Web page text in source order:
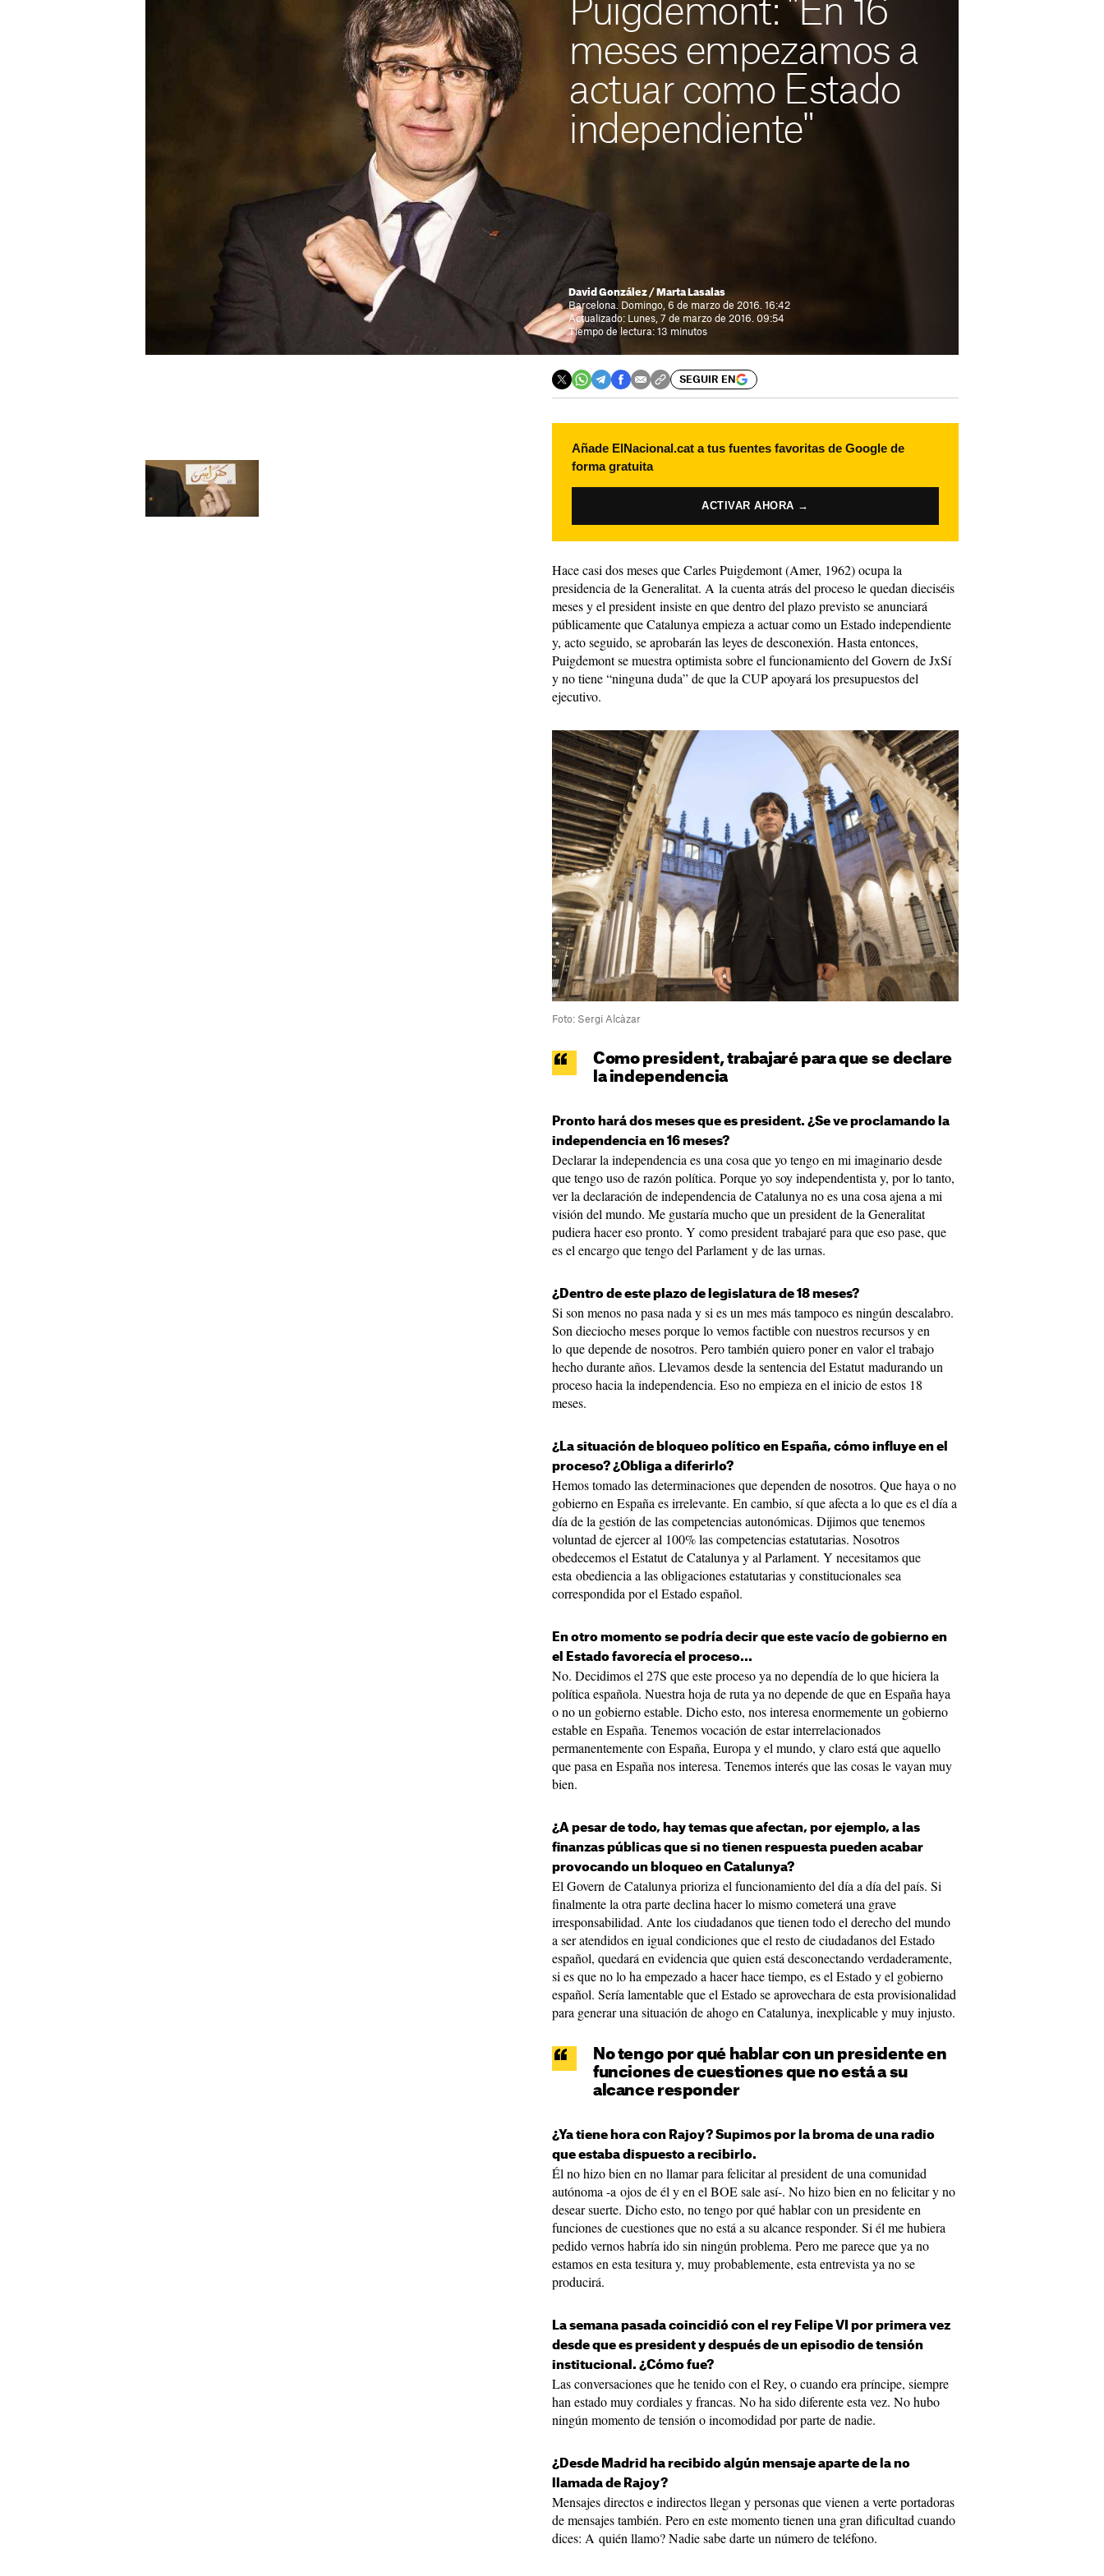
Puigdemont: "En 16
meses empezamos a
actuar como Estado
independiente"
David González / Marta Lasalas
Barcelona. Domingo, 6 de marzo de 2016. 16:42
Actualizado: Lunes, 7 de marzo de 2016. 09:54
Tiempo de lectura: 13 minutos
SEGUIR EN
Añade ElNacional.cat a tus fuentes favoritas de Google de
forma gratuita
ACTIVAR AHORA →
Hace casi dos meses que Carles Puigdemont (Amer, 1962) ocupa la
presidencia de la Generalitat. A la cuenta atrás del proceso le quedan dieciséis
meses y el president insiste en que dentro del plazo previsto se anunciará
públicamente que Catalunya empieza a actuar como un Estado independiente
y, acto seguido, se aprobarán las leyes de desconexión. Hasta entonces,
Puigdemont se muestra optimista sobre el funcionamiento del Govern de JxSí
y no tiene “ninguna duda” de que la CUP apoyará los presupuestos del
ejecutivo.
Foto: Sergi Alcàzar
Como president, trabajaré para que se declare
la independencia
Pronto hará dos meses que es president. ¿Se ve proclamando la
independencia en 16 meses?
Declarar la independencia es una cosa que yo tengo en mi imaginario desde
que tengo uso de razón política. Porque yo soy independentista y, por lo tanto,
ver la declaración de independencia de Catalunya no es una cosa ajena a mi
visión del mundo. Me gustaría mucho que un president de la Generalitat
pudiera hacer eso pronto. Y como president trabajaré para que eso pase, que
es el encargo que tengo del Parlament y de las urnas.
¿Dentro de este plazo de legislatura de 18 meses?
Si son menos no pasa nada y si es un mes más tampoco es ningún descalabro.
Son dieciocho meses porque lo vemos factible con nuestros recursos y en
lo que depende de nosotros. Pero también quiero poner en valor el trabajo
hecho durante años. Llevamos desde la sentencia del Estatut madurando un
proceso hacia la independencia. Eso no empieza en el inicio de estos 18
meses.
¿La situación de bloqueo político en España, cómo influye en el
proceso? ¿Obliga a diferirlo?
Hemos tomado las determinaciones que dependen de nosotros. Que haya o no
gobierno en España es irrelevante. En cambio, sí que afecta a lo que es el día a
día de la gestión de las competencias autonómicas. Dijimos que tenemos
voluntad de ejercer al 100% las competencias estatutarias. Nosotros
obedecemos el Estatut de Catalunya y al Parlament. Y necesitamos que
esta obediencia a las obligaciones estatutarias y constitucionales sea
correspondida por el Estado español.
En otro momento se podría decir que este vacío de gobierno en
el Estado favorecía el proceso...
No. Decidimos el 27S que este proceso ya no dependía de lo que hiciera la
política española. Nuestra hoja de ruta ya no depende de que en España haya
o no un gobierno estable. Dicho esto, nos interesa enormemente un gobierno
estable en España. Tenemos vocación de estar interrelacionados
permanentemente con España, Europa y el mundo, y claro está que aquello
que pasa en España nos interesa. Tenemos interés que las cosas le vayan muy
bien.
¿A pesar de todo, hay temas que afectan, por ejemplo, a las
finanzas públicas que si no tienen respuesta pueden acabar
provocando un bloqueo en Catalunya?
El Govern de Catalunya prioriza el funcionamiento del día a día del país. Si
finalmente la otra parte declina hacer lo mismo cometerá una grave
irresponsabilidad. Ante los ciudadanos que tienen todo el derecho del mundo
a ser atendidos en igual condiciones que el resto de ciudadanos del Estado
español, quedará en evidencia que quien está desconectando verdaderamente,
si es que no lo ha empezado a hacer hace tiempo, es el Estado y el gobierno
español. Sería lamentable que el Estado se aprovechara de esta provisionalidad
para generar una situación de ahogo en Catalunya, inexplicable y muy injusto.
No tengo por qué hablar con un presidente en
funciones de cuestiones que no está a su
alcance responder
¿Ya tiene hora con Rajoy? Supimos por la broma de una radio
que estaba dispuesto a recibirlo.
Él no hizo bien en no llamar para felicitar al president de una comunidad
autónoma -a ojos de él y en el BOE sale así-. No hizo bien en no felicitar y no
desear suerte. Dicho esto, no tengo por qué hablar con un presidente en
funciones de cuestiones que no está a su alcance responder. Si él me hubiera
pedido vernos habría ido sin ningún problema. Pero me parece que ya no
estamos en esta tesitura y, muy probablemente, esta entrevista ya no se
producirá.
La semana pasada coincidió con el rey Felipe VI por primera vez
desde que es president y después de un episodio de tensión
institucional. ¿Cómo fue?
Las conversaciones que he tenido con el Rey, o cuando era príncipe, siempre
han estado muy cordiales y francas. No ha sido diferente esta vez. No hubo
ningún momento de tensión o incomodidad por parte de nadie.
¿Desde Madrid ha recibido algún mensaje aparte de la no
llamada de Rajoy?
Mensajes directos e indirectos llegan y personas que vienen a verte portadoras
de mensajes también. Pero en este momento tienen una gran dificultad cuando
dices: A quién llamo? Nadie sabe darte un número de teléfono.